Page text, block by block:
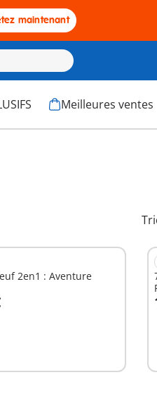
maintenant
Meilleures ventes
2en1 : Aventure